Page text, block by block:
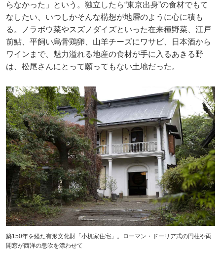
らなかった」という。独立したら“東京出身”の食材でもて
なしたい、いつしかそんな構想が地層のように心に積も
る。ノラボウ菜やスズノダイズといった在来種野菜、江戸
前鮎、平飼い烏骨鶏卵、山羊チーズにワサビ、日本酒から
ワインまで、魅力溢れる地産の食材が手に入るあきる野
は、松尾さんにとって願ってもない土地だった。
築150年を経た有形文化財「小机家住宅」。ローマン・ドーリア式の円柱や両
開窓が西洋の息吹を漂わせて